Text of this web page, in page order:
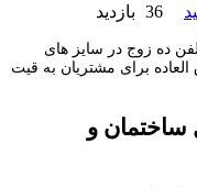
36 بازدید
ده زوج در سایز های
برای مشتریان به قیت
و